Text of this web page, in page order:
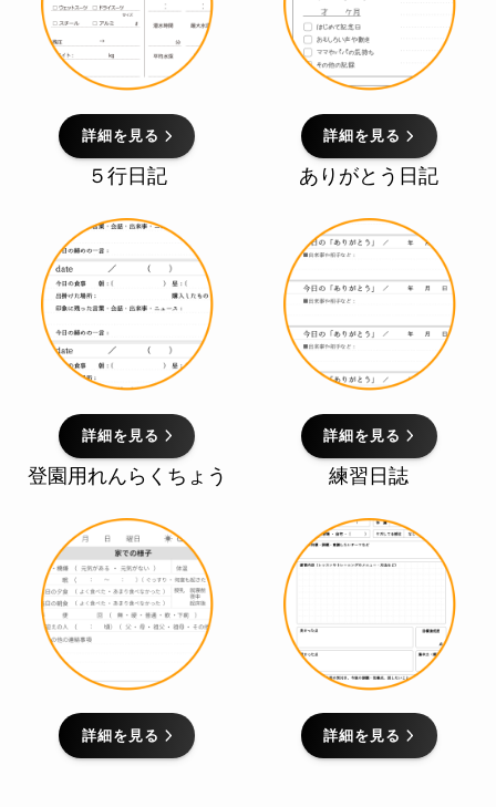
詳細を見る 詳細を見る
５行日記
詳細を見る
ありがとう日記
詳細を見る
登園用れんらくちょう
詳細を見る
練習日誌
詳細を見る